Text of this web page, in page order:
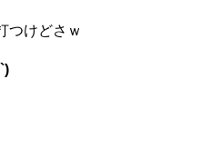
つけどさｗ